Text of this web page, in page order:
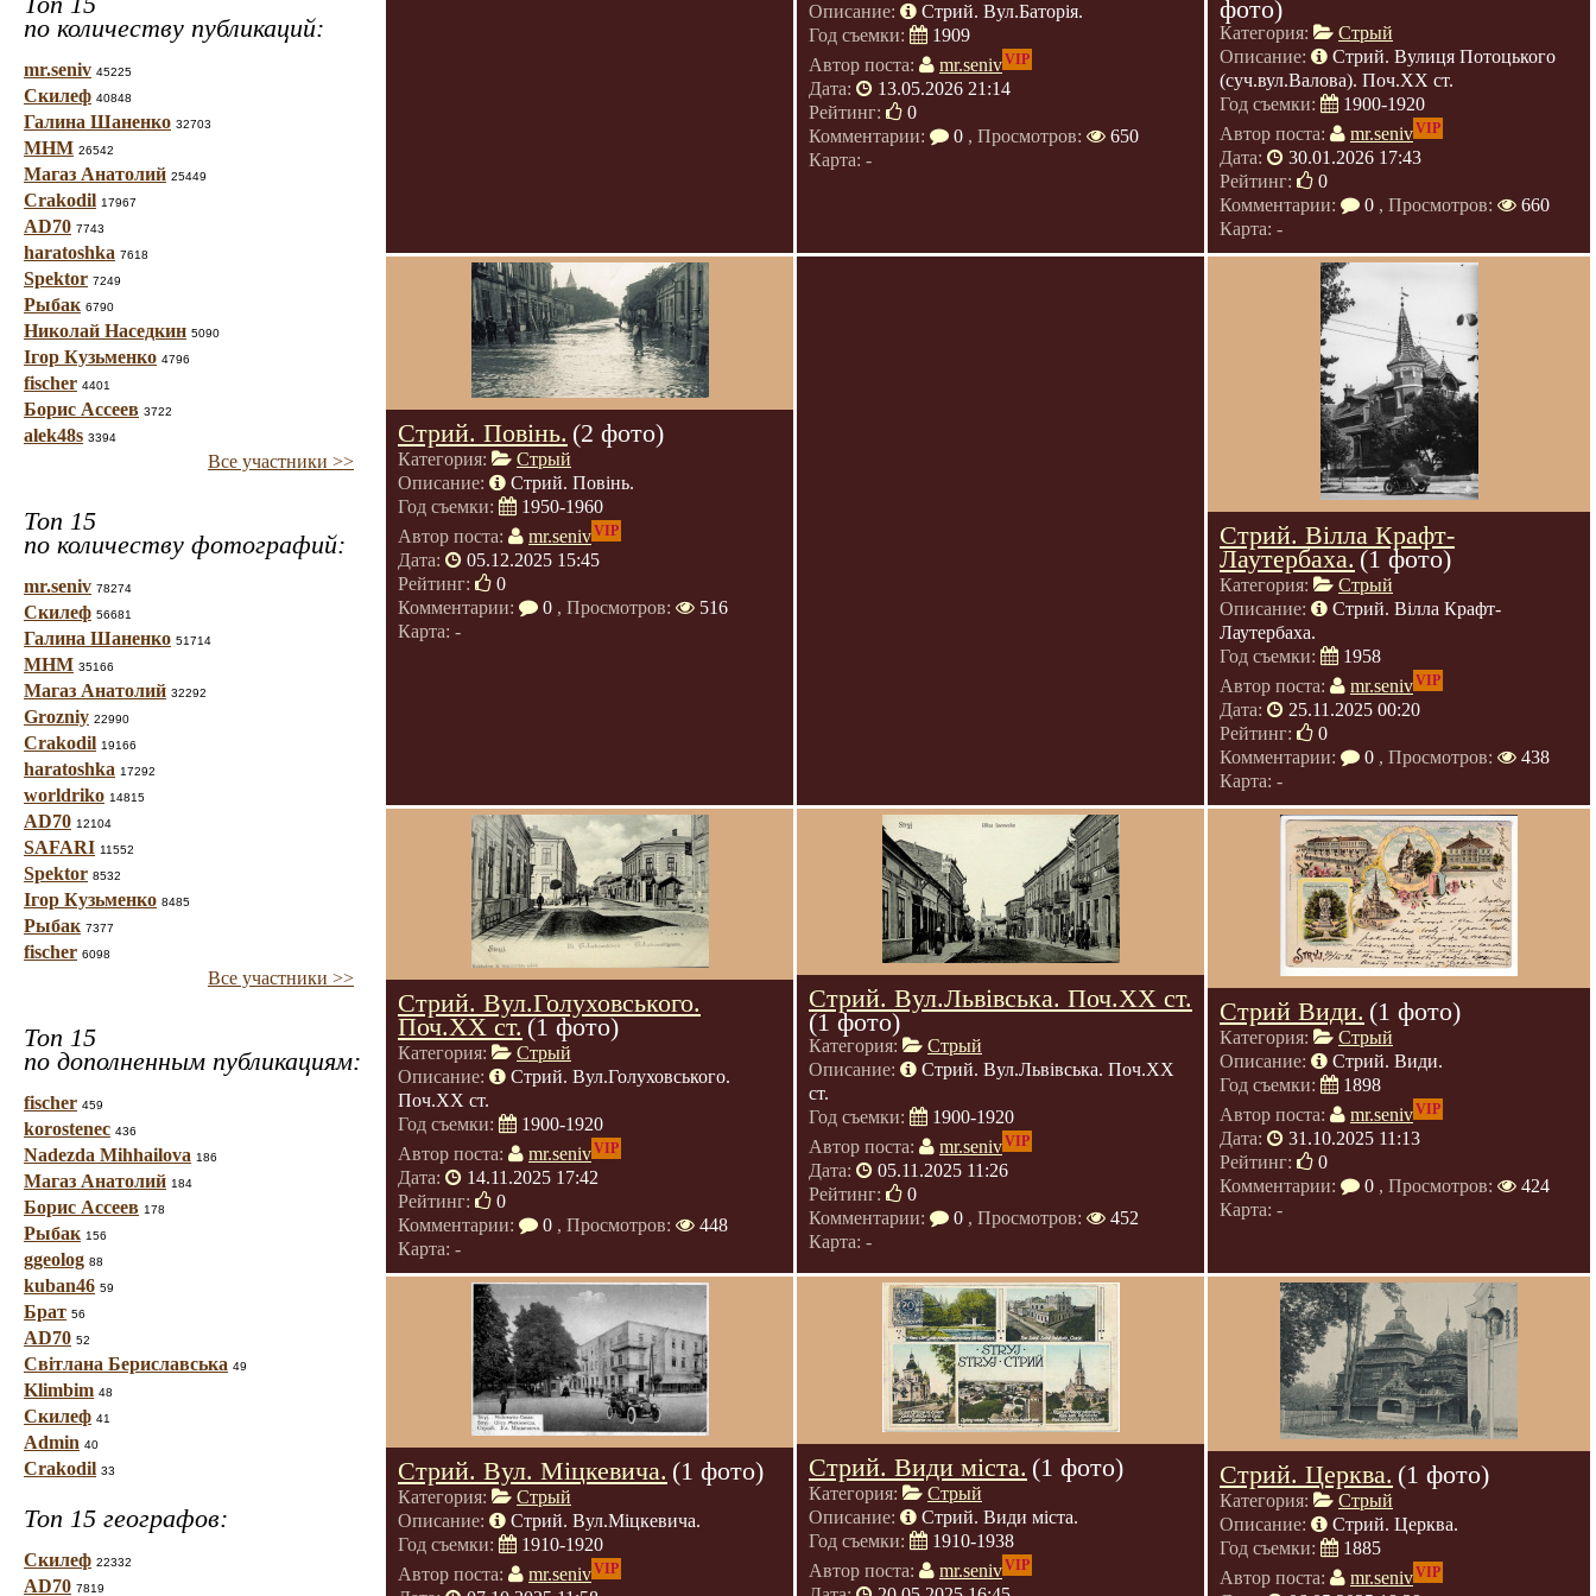
по количеству публикаций:
mr.seniv 45225
Скилеф 40848
Галина Шаненко 32703
МНМ 26542
Магаз Анатолий 25449
Crakodil 17967
AD70 7743
haratoshka 7618
Spektor 7249
Рыбак 6790
Николай Наседкин 5090
Ігор Кузьменко 4796
fischer 4401
Борис Ассеев 3722
alek48s 3394
Все участники >>
Топ 15
по количеству фотографий:
mr.seniv 78274
Скилеф 56681
Галина Шаненко 51714
МНМ 35166
Магаз Анатолий 32292
Grozniy 22990
Crakodil 19166
haratoshka 17292
worldriko 14815
AD70 12104
SAFARI 11552
Spektor 8532
Ігор Кузьменко 8485
Рыбак 7377
fischer 6098
Все участники >>
Топ 15
по дополненным публикациям:
fischer 459
korostenec 436
Nadezda Mihhailova 186
Магаз Анатолий 184
Борис Ассеев 178
Рыбак 156
ggeolog 88
kuban46 59
Брат 56
AD70 52
Світлана Бериславська 49
Klimbim 48
Скилеф 41
Admin 40
Crakodil 33
Топ 15 географов:
Скилеф 22332
AD70 7819
Описание:
Стрий. Вул.Баторія.
Год съемки:
1909
Автор поста:
mr.senivVIP
Дата:
13.05.2026 21:14
Рейтинг:
0
Комментарии:
0 , Просмотров:
650
Карта: -
фото)
Категория:
Стрый
Описание:
Стрий. Вулиця Потоцького
(суч.вул.Валова). Поч.ХХ ст.
Год съемки:
1900-1920
Автор поста:
mr.senivVIP
Дата:
30.01.2026 17:43
Рейтинг:
0
Комментарии:
0 , Просмотров:
660
Карта: -
Стрий. Повінь. (2 фото)
Категория:
Стрый
Описание:
Стрий. Повінь.
Год съемки:
1950-1960
Автор поста:
mr.senivVIP
Дата:
05.12.2025 15:45
Рейтинг:
0
Комментарии:
0 , Просмотров:
516
Карта: -
Стрий. Вілла Крафт-
Лаутербаха.(1 фото)
Категория:
Стрый
Описание:
Стрий. Вілла Крафт-
Лаутербаха.
Год съемки:
1958
Автор поста:
mr.senivVIP
Дата:
25.11.2025 00:20
Рейтинг:
0
Комментарии:
0 , Просмотров:
438
Карта: -
Стрий. Вул.Голуховського.
Поч.ХХ ст.(1 фото)
Категория:
Стрый
Описание:
Стрий. Вул.Голуховського.
Поч.ХХ ст.
Год съемки:
1900-1920
Автор поста:
mr.senivVIP
Дата:
14.11.2025 17:42
Рейтинг:
0
Комментарии:
0 , Просмотров:
448
Карта: -
Стрий. Вул.Львівська. Поч.ХХ ст.
(1 фото)
Категория:
Стрый
Описание:
Стрий. Вул.Львівська. Поч.ХХ
ст.
Год съемки:
1900-1920
Автор поста:
mr.senivVIP
Дата:
05.11.2025 11:26
Рейтинг:
0
Комментарии:
0 , Просмотров:
452
Карта: -
Стрий Види. (1 фото)
Категория:
Стрый
Описание:
Стрий. Види.
Год съемки:
1898
Автор поста:
mr.senivVIP
Дата:
31.10.2025 11:13
Рейтинг:
0
Комментарии:
0 , Просмотров:
424
Карта: -
Стрий. Вул. Міцкевича. (1 фото)
Категория:
Стрый
Описание:
Стрий. Вул.Міцкевича.
Год съемки:
1910-1920
Автор поста:
mr.senivVIP
Стрий. Види міста. (1 фото)
Категория:
Стрый
Описание:
Стрий. Види міста.
Год съемки:
1910-1938
Автор поста:
mr.senivVIP
Стрий. Церква. (1 фото)
Категория:
Стрый
Описание:
Стрий. Церква.
Год съемки:
1885
Автор поста:
mr.senivVIP